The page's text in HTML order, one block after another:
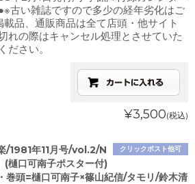
古い雑誌ですので多少の経年劣化はご
品、通販商品は全て店頭・他サイト
れの際はキャンセル処理とさせていた
ださい。
¥3,500(税込)
クリックポスト他可
楽/1981年11月号/vol.2/N
(樋口可南子ポスター付)
巻頭=樋口可南子×篠山紀信/タモリ/鈴木清